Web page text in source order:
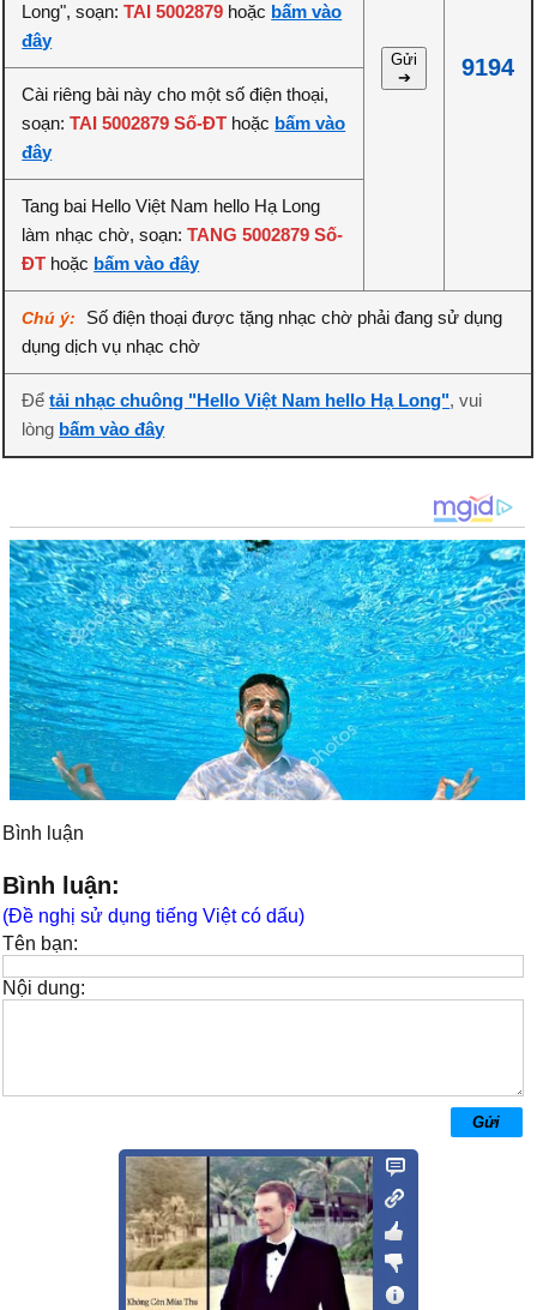
Gửi
➔
9194
Long", soạn:TAI 5002879 hoặc bấm vào
đây
Cài riêng bài này cho một số điện thoại,
soạn:TAI 5002879 Số-ĐT hoặc bấm vào
đây
Tang bai Hello Việt Nam hello Hạ Long
làm nhạc chờ, soạn:TANG 5002879 Số-
ĐT hoặc bấm vào đây
Chú ý:
Số điện thoại được tặng nhạc chờ phải đang sử dụng
dụng dịch vụ nhạc chờ
Đểtải nhạc chuông "Hello Việt Nam hello Hạ Long", vui
lòng bấm vào đây
Bình luận
Bình luận:
(Đề nghị sử dụng tiếng Việt có dấu)
Tên bạn:
Nội dung: